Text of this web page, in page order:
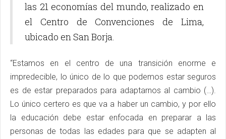
las 21 economías del mundo, realizado en
el Centro de Convenciones de Lima,
ubicado en San Borja.
“Estamos en el centro de una transición enorme e
impredecible, lo único de lo que podemos estar seguros
es de estar preparados para adaptarnos al cambio (…).
Lo único certero es que va a haber un cambio, y por ello
la educación debe estar enfocada en preparar a las
personas de todas las edades para que se adapten al